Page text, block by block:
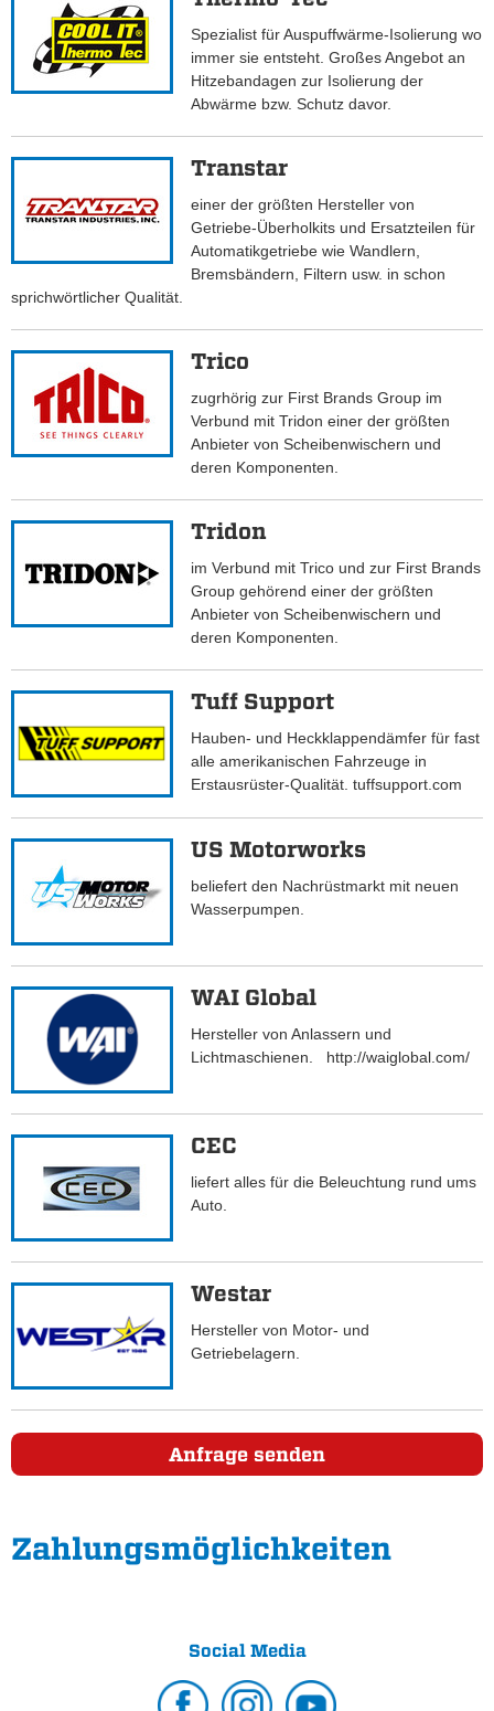
Spezialist für Auspuffwärme-Isolierung wo
immer sie entsteht. Großes Angebot an
Hitzebandagen zur Isolierung der
Abwärme bzw. Schutz davor.
Transtar
einer der größten Hersteller von
Getriebe-Überholkits und Ersatzteilen für
Automatikgetriebe wie Wandlern,
Bremsbändern, Filtern usw. in schon
sprichwörtlicher Qualität.
Trico
zugrhörig zur First Brands Group im
Verbund mit Tridon einer der größten
Anbieter von Scheibenwischern und
deren Komponenten.
Tridon
im Verbund mit Trico und zur First Brands
Group gehörend einer der größten
Anbieter von Scheibenwischern und
deren Komponenten.
Tuff Support
Hauben- und Heckklappendämfer für fast
alle amerikanischen Fahrzeuge in
Erstausrüster-Qualität. tuffsupport.com
US Motorworks
beliefert den Nachrüstmarkt mit neuen
Wasserpumpen.
WAI Global
Hersteller von Anlassern und
Lichtmaschienen. http://waiglobal.com/
CEC
liefert alles für die Beleuchtung rund ums
Auto.
Westar
Hersteller von Motor- und
Getriebelagern.
Anfrage senden
Zahlungs­möglichkeiten
Social Media